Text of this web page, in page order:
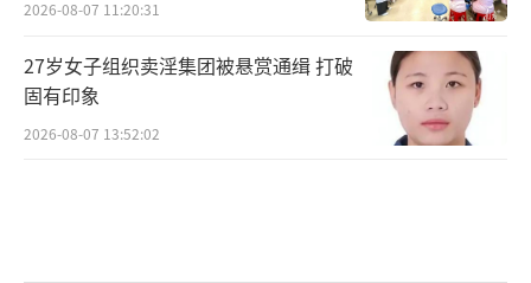
2026-08-07 11:20:31
27岁女子组织卖淫集团被悬赏通缉 打破
固有印象
2026-08-07 13:52:02